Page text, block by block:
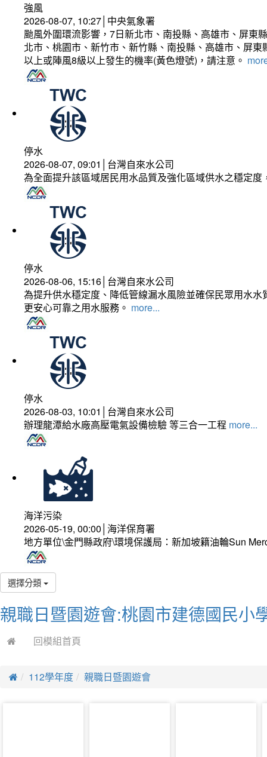
強風
2026-08-07, 10:27│中央氣象署
颱風外圍環流影響，7日新北市、南投縣、高雄市、屏東
北市、桃園市、新竹市、新竹縣、南投縣、高雄市、屏
以上或陣風8級以上發生的機率(黃色燈號)，請注意。
停水
2026-08-07, 09:01│台灣自來水公司
為全面提升該區域居民用水品質及強化區域供水之穩定
停水
2026-08-06, 15:16│台灣自來水公司
為提升供水穩定度、降低管線漏水風險並確保民眾用水
更安心可靠之用水服務。 more...
停水
2026-08-03, 10:01│台灣自來水公司
辦理龍潭給水廠高壓電氣設備檢驗 等三合一工程 more...
海洋污染
2026-05-19, 00:00│海洋保育署
地方單位\金門縣政府\環境保護局：新加坡籍油輪Sun
選擇分類
親職日暨園遊會:桃園市建德國民小
回模組首頁
112學年度 親職日暨園遊會